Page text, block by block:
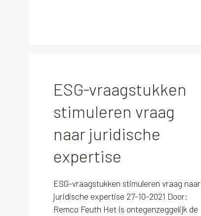
ESG-vraagstukken
stimuleren vraag
naar juridische
expertise
ESG-vraagstukken stimuleren vraag naar
juridische expertise 27-10-2021 Door:
Remco Feuth Het is ontegenzeggelijk de